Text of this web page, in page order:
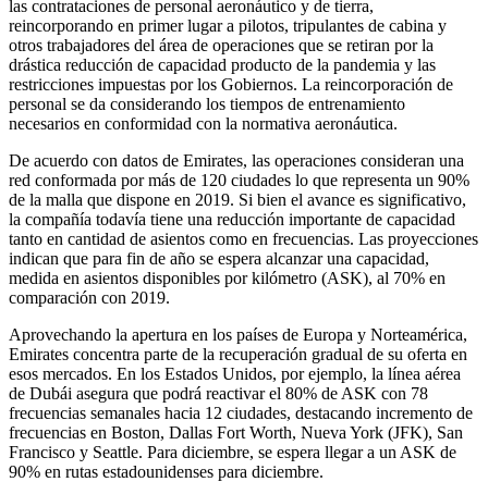
las contrataciones de personal aeronáutico y de tierra,
reincorporando en primer lugar a pilotos, tripulantes de cabina y
otros trabajadores del área de operaciones que se retiran por la
drástica reducción de capacidad producto de la pandemia y las
restricciones impuestas por los Gobiernos. La reincorporación de
personal se da considerando los tiempos de entrenamiento
necesarios en conformidad con la normativa aeronáutica.
De acuerdo con datos de Emirates, las operaciones consideran una
red conformada por más de 120 ciudades lo que representa un 90%
de la malla que dispone en 2019. Si bien el avance es significativo,
la compañía todavía tiene una reducción importante de capacidad
tanto en cantidad de asientos como en frecuencias. Las proyecciones
indican que para fin de año se espera alcanzar una capacidad,
medida en asientos disponibles por kilómetro (ASK), al 70% en
comparación con 2019.
Aprovechando la apertura en los países de Europa y Norteamérica,
Emirates concentra parte de la recuperación gradual de su oferta en
esos mercados. En los Estados Unidos, por ejemplo, la línea aérea
de Dubái asegura que podrá reactivar el 80% de ASK con 78
frecuencias semanales hacia 12 ciudades, destacando incremento de
frecuencias en Boston, Dallas Fort Worth, Nueva York (JFK), San
Francisco y Seattle. Para diciembre, se espera llegar a un ASK de
90% en rutas estadounidenses para diciembre.